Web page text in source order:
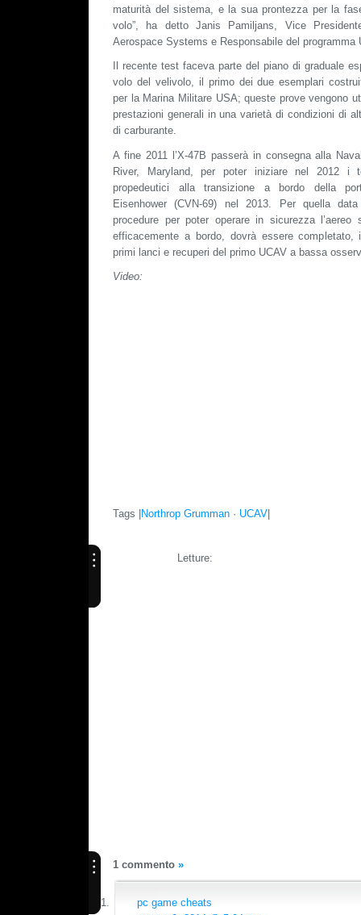
maturità del sistema, e la sua prontezza per la
volo”, ha detto Janis Pamiljans, Vice
Aerospace Systems e Responsabile del programma
Il recente test faceva parte del piano di graduale
volo del velivolo, il primo dei due esemplari
per la Marina Militare USA; queste prove vengono
prestazioni generali in una varietà di condizioni di
di carburante.
A fine 2011 l’X-47B passerà in consegna alla
River, Maryland, per poter iniziare nel 2012 i
propedeutici alla transizione a bordo della
Eisenhower (CVN-69) nel 2013. Per quella
procedure per poter operare in sicurezza l’aereo
efficacemente a bordo, dovrà essere
primi lanci e recuperi del primo UCAV a bassa
Video:
Tags | Northrop Grumman · UCAV
Letture:
1 commento »
pc game cheats